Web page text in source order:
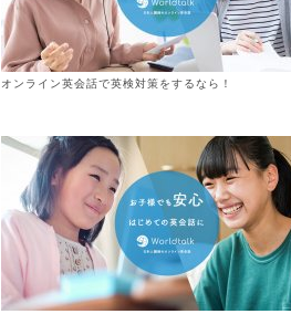
オンライン英会話で英検対策をするなら！